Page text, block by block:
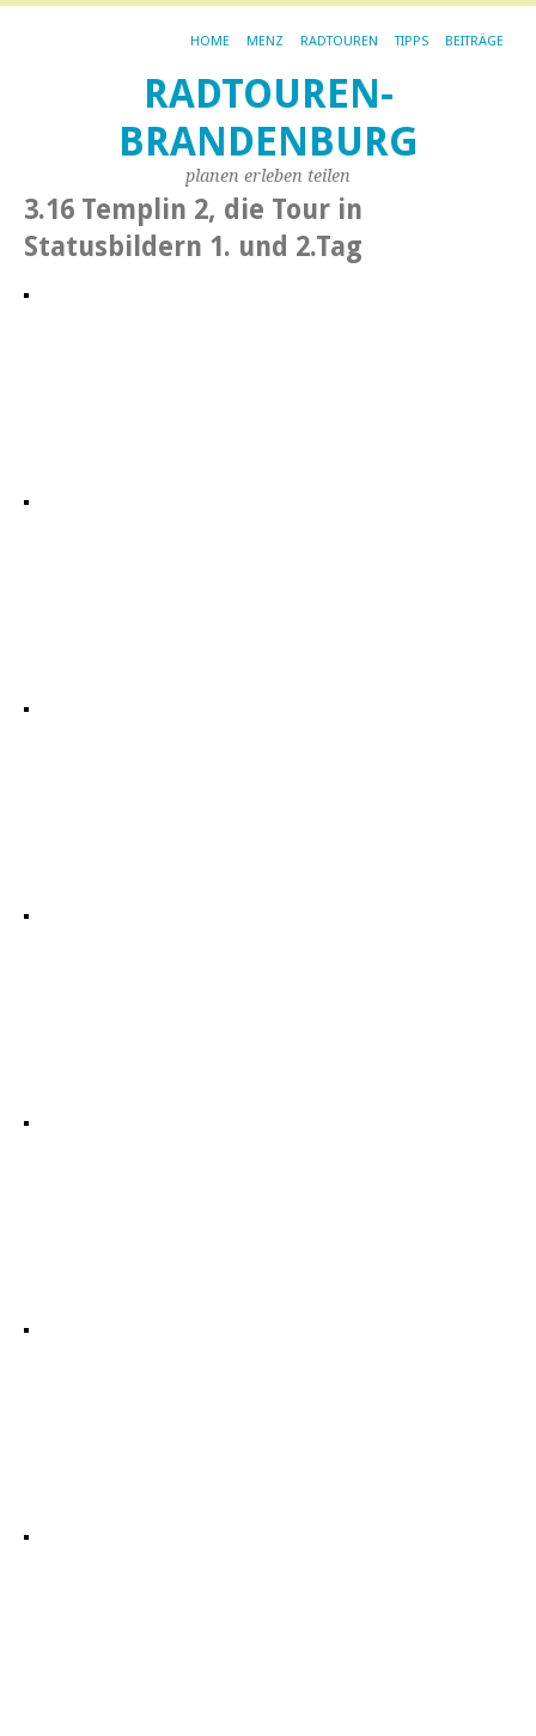
HOME MENZ RADTOUREN TIPPS BEITRÄGE
RADTOUREN-
BRANDENBURG
planen erleben teilen
3.16 Templin 2, die Tour in
Statusbildern 1. und 2.Tag